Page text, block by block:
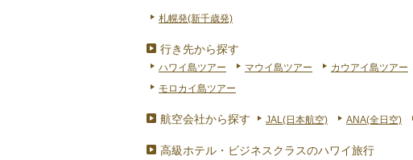
札幌発(新千歳発)
行き先から探す
ハワイ島ツアー マウイ島ツアー カウアイ島ツアー
モロカイ島ツアー
航空会社から探す JAL(日本航空) ANA(全日空)
高級ホテル・ビジネスクラスのハワイ旅行